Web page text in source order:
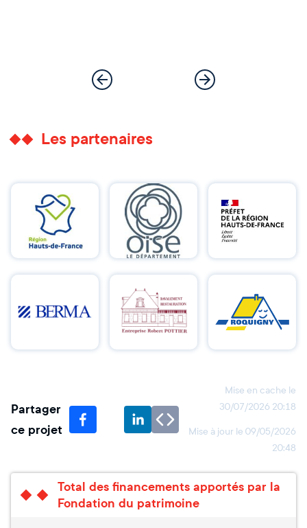
Les partenaires
Partager
ce projet
Mise en cache le
30/07/2026 20:18
Mise à jour le 09/05/2026
20:48
Total des financements apportés par la
Fondation du patrimoine